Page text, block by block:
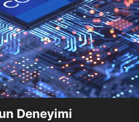
Deneyimi